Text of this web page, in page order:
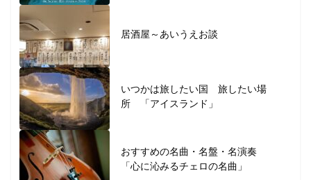
居酒屋～あいうえお談
いつかは旅したい国 旅したい場
所 「アイスランド」
おすすめの名曲・名盤・名演奏
「心に沁みるチェロの名曲」